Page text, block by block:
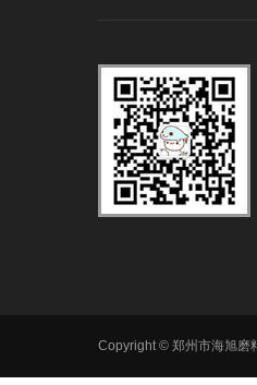
Copyright © 郑州市海旭